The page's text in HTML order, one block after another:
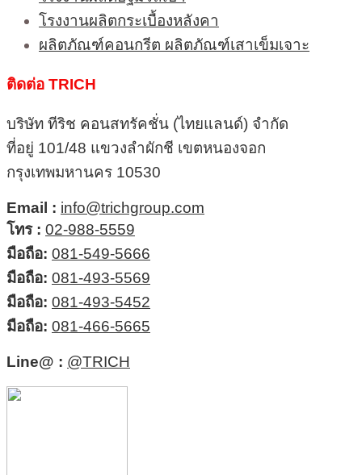
โรงงานผลิตกระเบื้องหลังคา
ผลิตภัณฑ์คอนกรีต ผลิตภัณฑ์เสาเข็มเจาะ
ติดต่อ TRICH
บริษัท ทีริช คอนสทรัคชั่น (ไทยแลนด์) จำกัด
ที่อยู่ 101/48 แขวงลำผักชี เขตหนองจอก
กรุงเทพมหานคร 10530
Email : info@trichgroup.com
โทร : 02-988-5559
มือถือ: 081-549-5666
มือถือ: 081-493-5569
มือถือ: 081-493-5452
มือถือ: 081-466-5665
Line@ : @TRICH